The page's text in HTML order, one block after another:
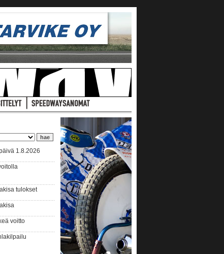
1.8.2026
tulokset
voitto